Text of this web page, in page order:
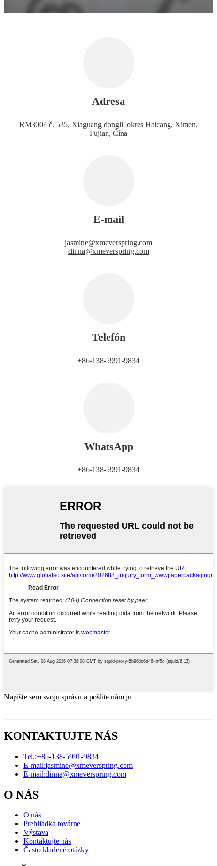
Adresa
RM3004 č. 535, Xiaguang dongli, okres Haicang, Ximen,
Fujian, Čína
E-mail
jasmine@xmeverspring.com
dinna@xmeverspring.com
Telefón
+86-138-5991-9834
WhatsApp
+86-138-5991-9834
Napíšte sem svoju správu a pošlite nám ju
KONTAKTUJTE NÁS
Tel.:+86-138-5991-9834
E-mail:jasmine@xmeverspring.com
E-mail:dinna@xmeverspring.com
O NÁS
O nás
Prehliadka továrne
Výstava
Kontaktujte nás
Často kladené otázky